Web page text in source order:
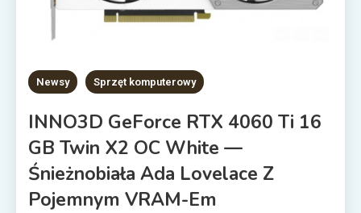
Newsy Sprzęt komputerowy
INNO3D GeForce RTX 4060 Ti 16
GB Twin X2 OC White —
Śnieżnobiała Ada Lovelace Z
Pojemnym VRAM-Em